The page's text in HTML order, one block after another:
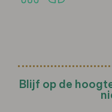
Blijf op de